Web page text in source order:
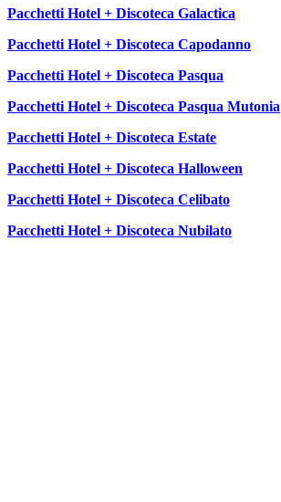
Pacchetti Hotel + Discoteca Galactica
Pacchetti Hotel + Discoteca Capodanno
Pacchetti Hotel + Discoteca Pasqua
Pacchetti Hotel + Discoteca Pasqua Mutonia
Pacchetti Hotel + Discoteca Estate
Pacchetti Hotel + Discoteca Halloween
Pacchetti Hotel + Discoteca Celibato
Pacchetti Hotel + Discoteca Nubilato